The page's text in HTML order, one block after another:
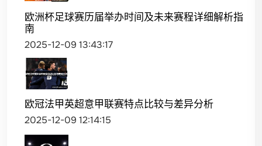
欧洲杯足球赛历届举办时间及未来赛程详细解析指
南
2025-12-09 13:43:17
欧冠法甲英超意甲联赛特点比较与差异分析
2025-12-09 12:14:15